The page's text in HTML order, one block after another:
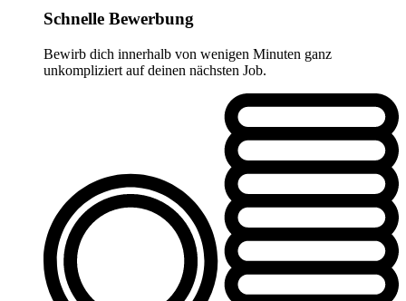
Schnelle Bewerbung
Bewirb dich innerhalb von wenigen Minuten ganz
unkompliziert auf deinen nächsten Job.